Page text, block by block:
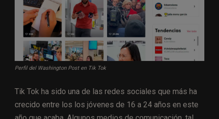
Perfil del Washington Post en Tik Tok
Tik Tok ha sido una de las redes sociales que más ha
crecido entre los los jóvenes de 16 a 24 años en este